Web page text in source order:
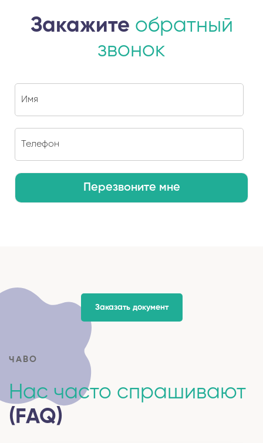
Закажите обратный
звонок
Перезвоните мне
Заказать документ
ЧАВО
Нас часто спрашивают
(FAQ)